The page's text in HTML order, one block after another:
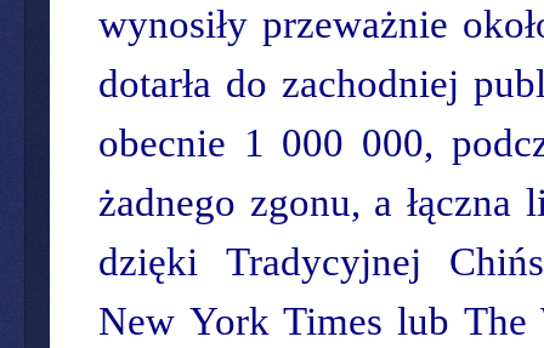
wynosiły przeważnie
dotarła do zachodniej
obecnie 1 000 000,
żadnego zgonu, a
dzięki Tradycyjnej
New York Times lub The